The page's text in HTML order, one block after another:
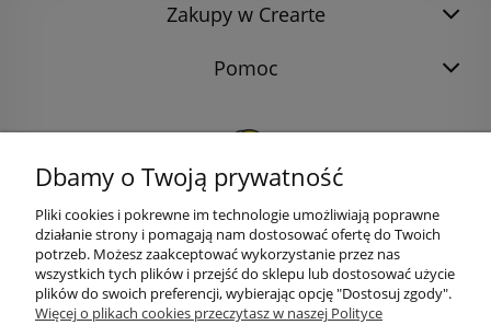
Zakupy w Crearte
Pomoc
email:bok@ArtykulyDlaPlastykow.pl
Dbamy o Twoją prywatność
Pliki cookies i pokrewne im technologie umożliwiają poprawne
działanie strony i pomagają nam dostosować ofertę do Twoich
potrzeb. Możesz zaakceptować wykorzystanie przez nas
wszystkich tych plików i przejść do sklepu lub dostosować użycie
plików do swoich preferencji, wybierając opcję "Dostosuj zgody".
Więcej o plikach cookies przeczytasz w naszej Polityce